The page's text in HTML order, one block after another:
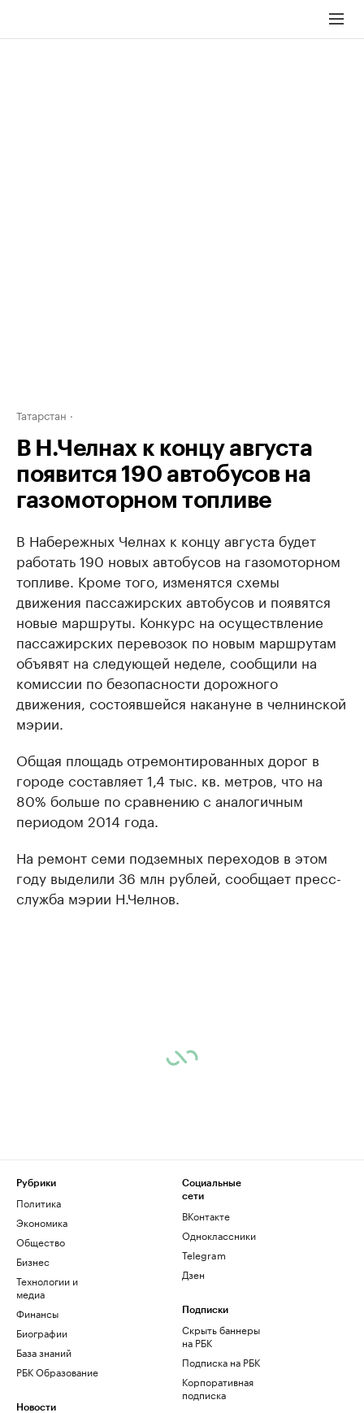
Татарстан
В Н.Челнах к концу августа
появится 190 автобусов на
газомоторном топливе
В Набережных Челнах к концу августа будет
работать 190 новых автобусов на газомоторном
топливе. Кроме того, изменятся схемы
движения пассажирских автобусов и появятся
новые маршруты. Конкурс на осуществление
пассажирских перевозок по новым маршрутам
объявят на следующей неделе, сообщили на
комиссии по безопасности дорожного
движения, состоявшейся накануне в челнинской
мэрии.
Общая площадь отремонтированных дорог в
городе составляет 1,4 тыс. кв. метров, что на
80% больше по сравнению с аналогичным
периодом 2014 года.
На ремонт семи подземных переходов в этом
году выделили 36 млн рублей, сообщает пресс-
служба мэрии Н.Челнов.
Рубрики
Политика
Экономика
Общество
Бизнес
Технологии и
медиа
Финансы
Биографии
База знаний
РБК Образование
Новости
Социальные
сети
ВКонтакте
Одноклассники
Telegram
Дзен
Подписки
Скрыть баннеры
на РБК
Подписка на РБК
Корпоративная
подписка